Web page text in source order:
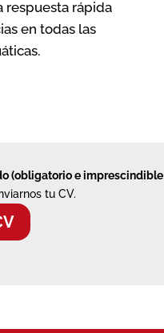
respuesta rápida
en todas las
(obligatorio e imprescindible
tu CV.